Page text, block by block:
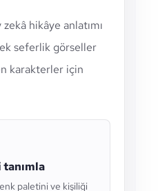
hikâye anlatımı
seferlik görseller
karakterler için
paletini ve kişiliği